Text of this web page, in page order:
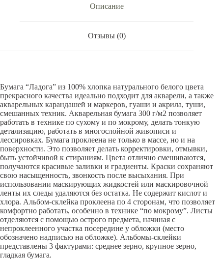
Описание
Отзывы (0)
Бумага “Ладога” из 100% хлопка натурального белого цвета
прекрасного качества идеально подходит для акварели, а также
акварельных карандашей и маркеров, гуаши и акрила, туши,
смешанных техник. Акварельная бумага 300 г/м2 позволяет
работать в технике по сухому и по мокрому, делать тонкую
детализацию, работать в многослойной живописи и
лессировках. Бумага проклеена не только в массе, но и на
поверхности. Это позволяет делать корректировки, отмывки,
быть устойчивой к стираниям. Цвета отлично смешиваются,
получаются красивые заливки и градиенты. Краски сохраняют
свою насыщенность, звонкость после высыхания. При
использовании маскирующих жидкостей или маскировочной
ленты их следы удаляются без остатка. Не содержит кислот и
хлора. Альбом-склейка проклеена по 4 сторонам, что позволяет
комфортно работать, особенно в технике “по мокрому”. Листы
отделяются с помощью острого предмета, начиная с
непроклеенного участка посередине у обложки (место
обозначено надписью на обложке). Альбомы-склейки
представлены 3 фактурами: среднее зерно, крупное зерно,
гладкая бумага.